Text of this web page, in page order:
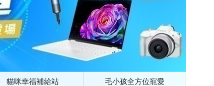
貓咪幸福補給站 毛小孩全方位寵愛